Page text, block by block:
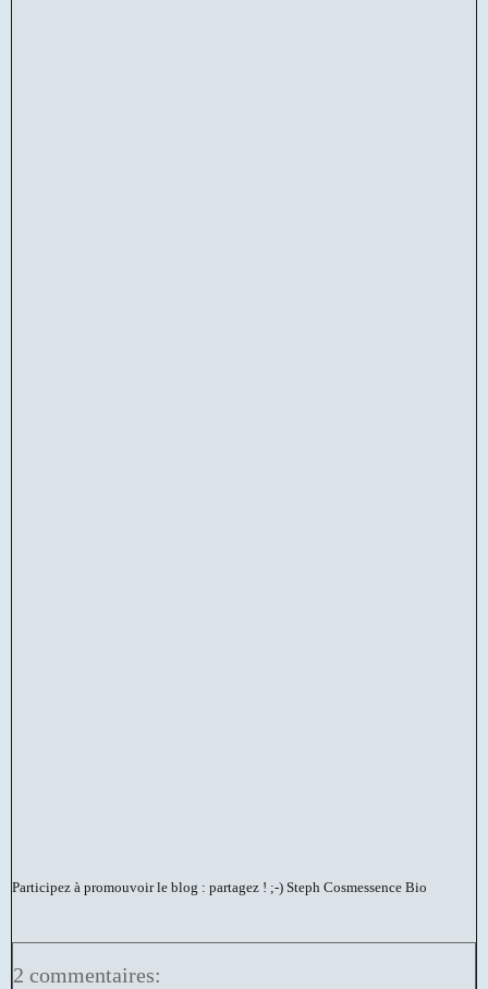
Participez à promouvoir le blog : partagez ! ;-) Steph Cosmessence Bio
2 commentaires: